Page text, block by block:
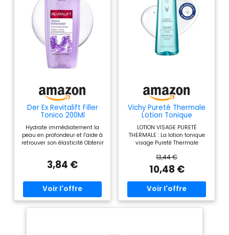
Der Ex Revitalift Filler
Tonico 200Ml
Hydrate immédiatement la
peau en profondeur et l'aide à
retrouver son élasticité Obtenir
utiliser
3,84 €
Vichy Pureté Thermale
Lotion Tonique
Perfectrice Peaux
Sensibles Hydratante
LOTION VISAGE PURETÉ
THERMALE : La lotion tonique
visage Pureté Thermale
sublime le démaquillage
visage, nettoie et respecte les
peaux sensibles; Cette lotion
visage sublime au quotidien
INGRÉDIENTS ACTIFS : Cette
lotion nettoyante visage
associe l'eau thermale Vichy
et la glycérine; Cette lotion
13,44 €
10,48 €